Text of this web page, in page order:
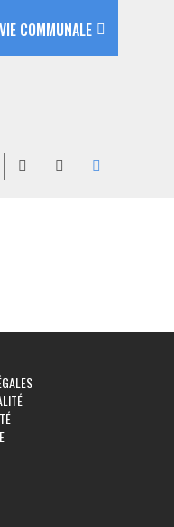
VIE COMMUNALE